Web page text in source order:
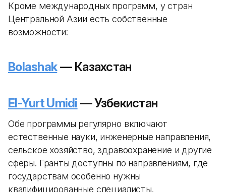
Кроме международных программ, у стран
Центральной Азии есть собственные
возможности:
Bolashak— Казахстан
El-Yurt Umidi — Узбекистан
Обе программы регулярно включают
естественные науки, инженерные направления,
сельское хозяйство, здравоохранение и другие
сферы. Гранты доступны по направлениям, где
государствам особенно нужны
квалифицированные специалисты.